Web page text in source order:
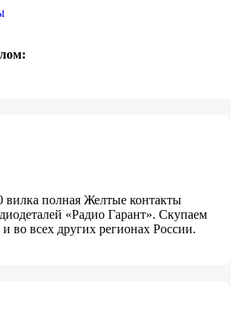
полная Желтые контакты
«Радио Гарант». Скупаем
во всех других регионах России.